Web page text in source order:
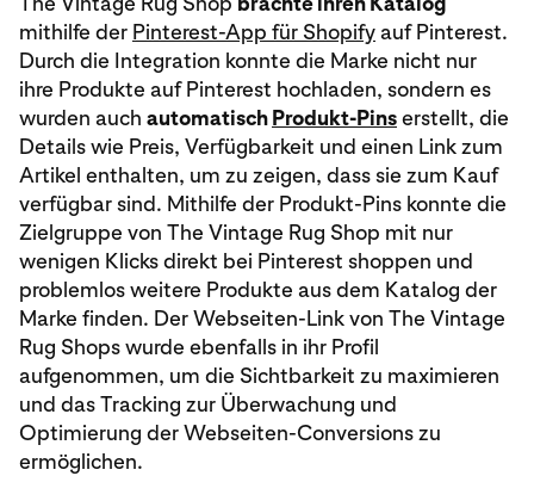
mithilfe der Pinterest-App für Shopifyauf Pinterest.
Durch die Integration konnte die Marke nicht nur
ihre Produkte auf Pinterest hochladen, sondern es
wurden auch automatischProdukt-Pinserstellt, die
Details wie Preis, Verfügbarkeit und einen Link zum
Artikel enthalten, um zu zeigen, dass sie zum Kauf
verfügbar sind. Mithilfe der Produkt-Pins konnte die
Zielgruppe von The Vintage Rug Shop mit nur
wenigen Klicks direkt bei Pinterest shoppen und
problemlos weitere Produkte aus dem Katalog der
Marke finden. Der Webseiten-Link von The Vintage
Rug Shops wurde ebenfalls in ihr Profil
aufgenommen, um die Sichtbarkeit zu maximieren
und das Tracking zur Überwachung und
Optimierung der Webseiten-Conversions zu
ermöglichen.